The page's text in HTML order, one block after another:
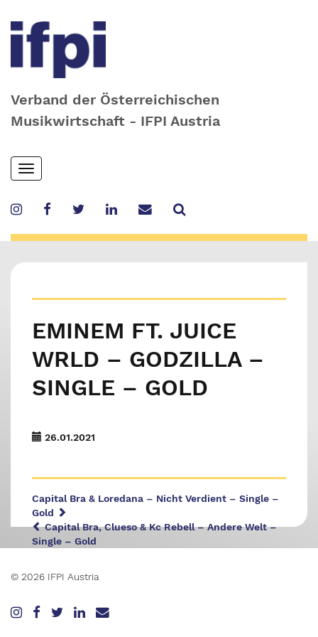
Verband der Österreichischen
Musikwirtschaft - IFPI Austria
Skip
to
content
Toggle
navigation
EMINEM FT. JUICE
WRLD – GODZILLA –
SINGLE – GOLD
26.01.2021
Capital Bra & Loredana – Nicht Verdient – Single –
Gold
Capital Bra, Clueso & Kc Rebell – Andere Welt –
Single – Gold
© 2026 IFPI Austria